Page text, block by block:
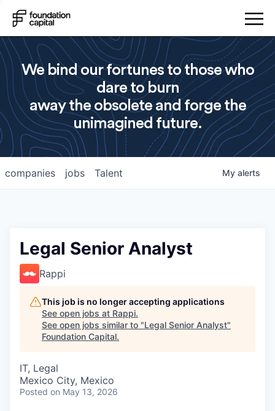
We bind our fortunes to those who
dare to burn
away the obsolete and forge the
unimagined future.
jobs
companies Talent My alerts
Legal Senior Analyst
Rappi
This job is no longer accepting applications
See open jobs at Rappi.
See open jobs similar to "Legal Senior Analyst"
Foundation Capital.
IT, Legal
Mexico City, Mexico
Posted on May 13, 2026